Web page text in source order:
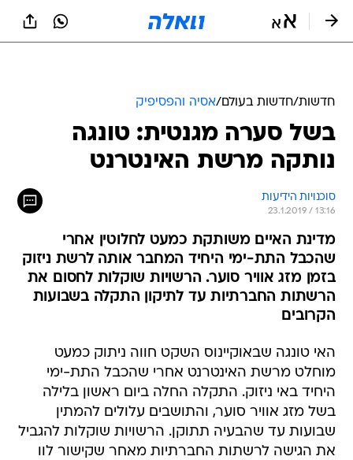
חדשות/חדשות בעולם/אסיה והפסיפיק
בשל סערה מגנטית: טונגה
נותקה מרשת האינטרנט
סוכנויות הידיעות
23.1.2019 / 13:16
מדינת האיים משותקת כמעט לחלוטין אחרי
שהכבל התת-ימי היחיד המחבר אותה לרשת ניזוק
בזמן מזג אוויר סוער. הרשויות שוקלות לחסום את
הרשתות החברתיות עד לתיקון התקלה בשבועות
הקרובים
האי טונגה שבאוקיינוס השקט חווה ניתוק כמעט
מוחלט מרשת האינטרנט אחרי שהכבל התת-ימי
היחיד באי ניזוק. התקלה החלה ביום ראשון בלילה
בשל מזג אוויר סוער, והתושבים עלולים להמתין
שבועות עד שהבעיה תתוקן. הרשויות שוקלות להגביל
את הגישה לרשתות החברתיות מאחר שקישור לוו